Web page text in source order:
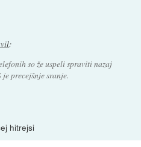
:
so že uspeli spraviti nazaj
precejšnje sranje.
hitrejsi